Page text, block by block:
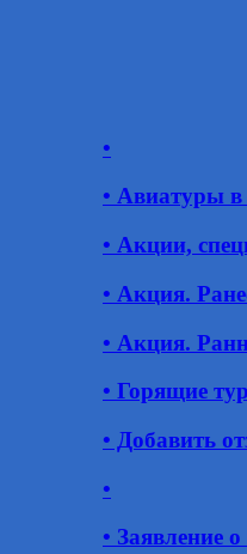
•
• Авиатуры
• Акции,
• Акция.
• Акция.
• Горящие
• Добавить
•
• Заявление